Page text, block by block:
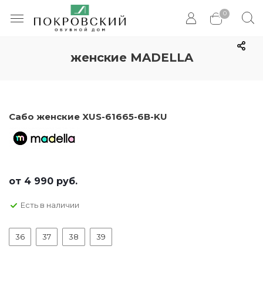
0
женские MADELLA
Сабо женские XUS-61665-6B-KU
от 4 990 руб.
Есть в наличии
36 37 38 39